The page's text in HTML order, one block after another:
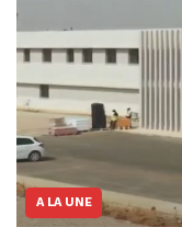
A LA UNE